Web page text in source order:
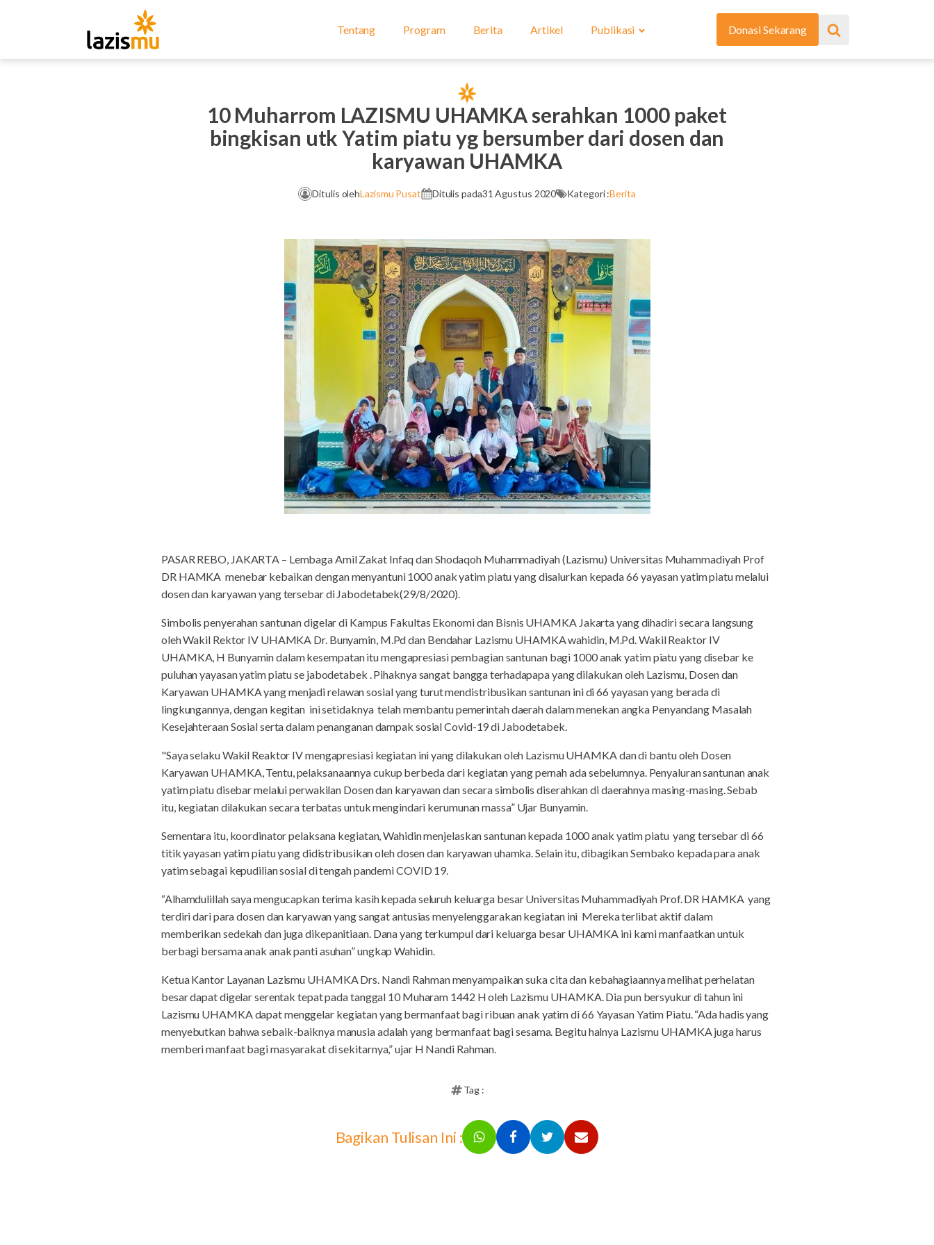
Tentang Program Berita Artikel Publikasi Donasi Sekarang
10 Muharrom LAZISMU UHAMKA serahkan 1000 paket
bingkisan utk Yatim piatu yg bersumber dari dosen dan
karyawan UHAMKA
Ditulis olehLazismu Pusat Ditulis pada31 Agustus 2020 Kategori :Berita
PASAR REBO, JAKARTA – Lembaga Amil Zakat Infaq dan Shodaqoh Muhammadiyah (Lazismu) Universitas Muhammadiyah Prof
DR HAMKA menebar kebaikan dengan menyantuni 1000 anak yatim piatu yang disalurkan kepada 66 yayasan yatim piatu melalui
dosen dan karyawan yang tersebar di Jabodetabek(29/8/2020).
Simbolis penyerahan santunan digelar di Kampus Fakultas Ekonomi dan Bisnis UHAMKA Jakarta yang dihadiri secara langsung
oleh Wakil Rektor IV UHAMKA Dr. Bunyamin, M.Pd dan Bendahar Lazismu UHAMKA wahidin, M.Pd. Wakil Reaktor IV
UHAMKA, H Bunyamin dalam kesempatan itu mengapresiasi pembagian santunan bagi 1000 anak yatim piatu yang disebar ke
puluhan yayasan yatim piatu se jabodetabek . Pihaknya sangat bangga terhadapapa yang dilakukan oleh Lazismu, Dosen dan
Karyawan UHAMKA yang menjadi relawan sosial yang turut mendistribusikan santunan ini di 66 yayasan yang berada di
lingkungannya, dengan kegitan ini setidaknya telah membantu pemerintah daerah dalam menekan angka Penyandang Masalah
Kesejahteraan Sosial serta dalam penanganan dampak sosial Covid-19 di Jabodetabek.
"Saya selaku Wakil Reaktor IV mengapresiasi kegiatan ini yang dilakukan oleh Lazismu UHAMKA dan di bantu oleh Dosen
Karyawan UHAMKA, Tentu, pelaksanaannya cukup berbeda dari kegiatan yang pernah ada sebelumnya. Penyaluran santunan anak
yatim piatu disebar melalui perwakilan Dosen dan karyawan dan secara simbolis diserahkan di daerahnya masing-masing. Sebab
itu, kegiatan dilakukan secara terbatas untuk mengindari kerumunan massa” Ujar Bunyamin.
Sementara itu, koordinator pelaksana kegiatan, Wahidin menjelaskan santunan kepada 1000 anak yatim piatu yang tersebar di 66
titik yayasan yatim piatu yang didistribusikan oleh dosen dan karyawan uhamka. Selain itu, dibagikan Sembako kepada para anak
yatim sebagai kepudilian sosial di tengah pandemi COVID 19.
“Alhamdulillah saya mengucapkan terima kasih kepada seluruh keluarga besar Universitas Muhammadiyah Prof. DR HAMKA yang
terdiri dari para dosen dan karyawan yang sangat antusias menyelenggarakan kegiatan ini Mereka terlibat aktif dalam
memberikan sedekah dan juga dikepanitiaan. Dana yang terkumpul dari keluarga besar UHAMKA ini kami manfaatkan untuk
berbagi bersama anak anak panti asuhan” ungkap Wahidin.
Ketua Kantor Layanan Lazismu UHAMKA Drs. Nandi Rahman menyampaikan suka cita dan kebahagiaannya melihat perhelatan
besar dapat digelar serentak tepat pada tanggal 10 Muharam 1442 H oleh Lazismu UHAMKA. Dia pun bersyukur di tahun ini
Lazismu UHAMKA dapat menggelar kegiatan yang bermanfaat bagi ribuan anak yatim di 66 Yayasan Yatim Piatu. “Ada hadis yang
menyebutkan bahwa sebaik-baiknya manusia adalah yang bermanfaat bagi sesama. Begitu halnya Lazismu UHAMKA juga harus
memberi manfaat bagi masyarakat di sekitarnya,” ujar H Nandi Rahman.
Tag :
Bagikan Tulisan Ini :